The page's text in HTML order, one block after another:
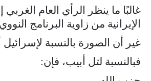
غالبًا ما ينظر الرأي العام الغربي
الإيرانية من زاوية البرنامج
غير أن الصورة بالنسبة لإسرائيل
فبالنسبة لتل أبيب، فإن: